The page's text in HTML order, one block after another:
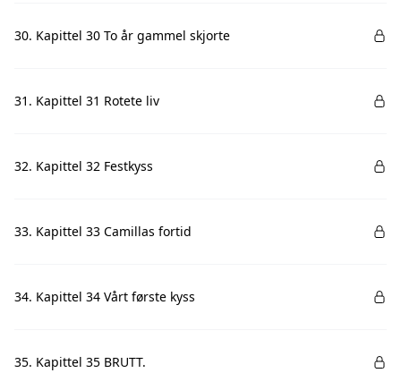
30. Kapittel 30 To år gammel skjorte
31. Kapittel 31 Rotete liv
32. Kapittel 32 Festkyss
33. Kapittel 33 Camillas fortid
34. Kapittel 34 Vårt første kyss
35. Kapittel 35 BRUTT.